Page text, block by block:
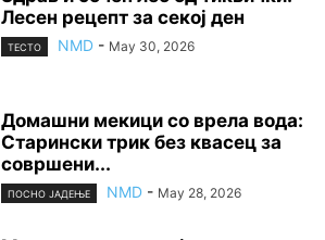
Лесен рецепт за секој ден
ТЕСТО NMD - May 30, 2026
Домашни мекици со врела вода:
Старински трик без квасец за
совршени...
ПОСНО ЈАДЕЊЕ NMD - May 28, 2026